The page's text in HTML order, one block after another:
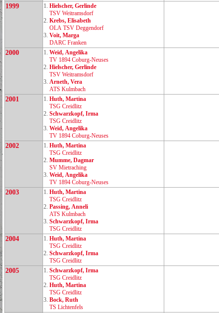
1999 1. Hielscher, Gerlinde
TSV Weitramsdorf
2. Krebs, Elisabeth
OLA TSV Deggendorf
3. Voit, Marga
DARC Franken
2000 1. Weid, Angelika
TV 1894 Coburg‑Neuses
2. Hielscher, Gerlinde
TSV Weitramsdorf
3. Arneth, Vera
ATS Kulmbach
2001 1. Huth, Martina
TSG Creidlitz
2. Schwarzkopf, Irma
TSG Creidlitz
3. Weid, Angelika
TV 1894 Coburg‑Neuses
2002 1. Huth, Martina
TSG Creidlitz
2. Mumme, Dagmar
SV Mietraching
3. Weid, Angelika
TV 1894 Coburg‑Neuses
2003 1. Huth, Martina
TSG Creidlitz
2. Passing, Anneli
ATS Kulmbach
3. Schwarzkopf, Irma
TSG Creidlitz
2004 1. Huth, Martina
TSG Creidlitz
2. Schwarzkopf, Irma
TSG Creidlitz
2005 1. Schwarzkopf, Irma
TSG Creidlitz
2. Huth, Martina
TSG Creidlitz
3. Bock, Ruth
TS Lichtenfels